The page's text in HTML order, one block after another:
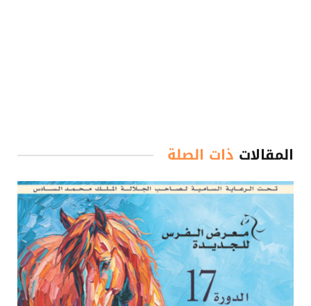
المقالات ذات الصلة